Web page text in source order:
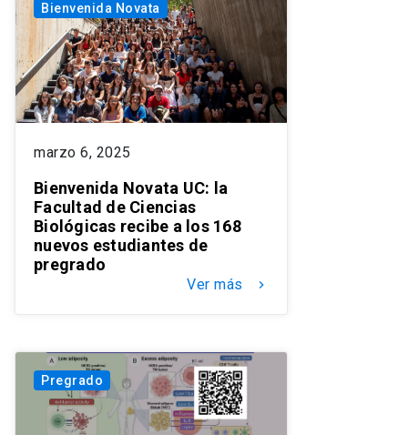
Bienvenida Novata
marzo 6, 2025
Bienvenida Novata UC: la
Facultad de Ciencias
Biológicas recibe a los 168
nuevos estudiantes de
pregrado
Ver más keyboard_arrow_right
Pregrado